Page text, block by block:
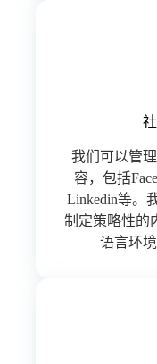
我们可以管
容，包括
Linkedin等。
制定策略性的
语言环